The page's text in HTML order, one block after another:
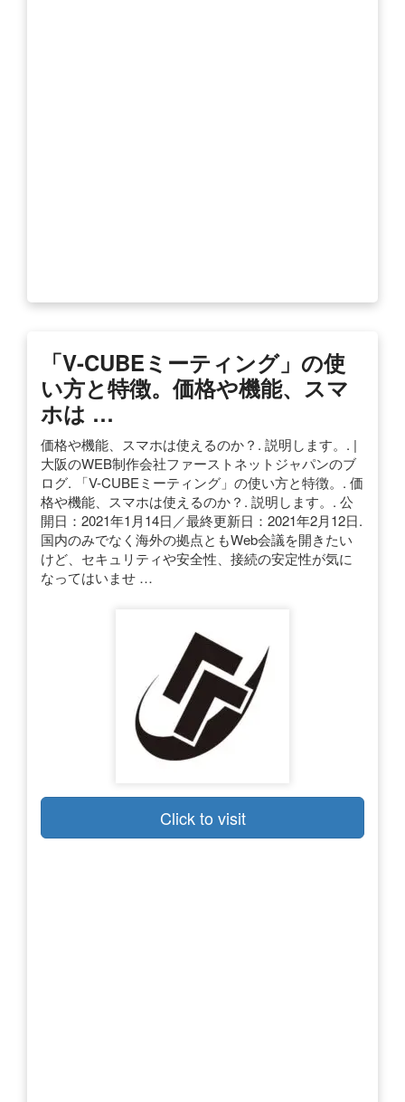
「V-CUBEミーティング」の使
い方と特徴。価格や機能、スマ
ホは …
価格や機能、スマホは使えるのか？. 説明します。. |
大阪のWEB制作会社ファーストネットジャパンのブ
ログ. 「V-CUBEミーティング」の使い方と特徴。. 価
格や機能、スマホは使えるのか？. 説明します。. 公
開日：2021年1月14日／最終更新日：2021年2月12日.
国内のみでなく海外の拠点ともWeb会議を開きたい
けど、セキュリティや安全性、接続の安定性が気に
なってはいませ …
Click to visit